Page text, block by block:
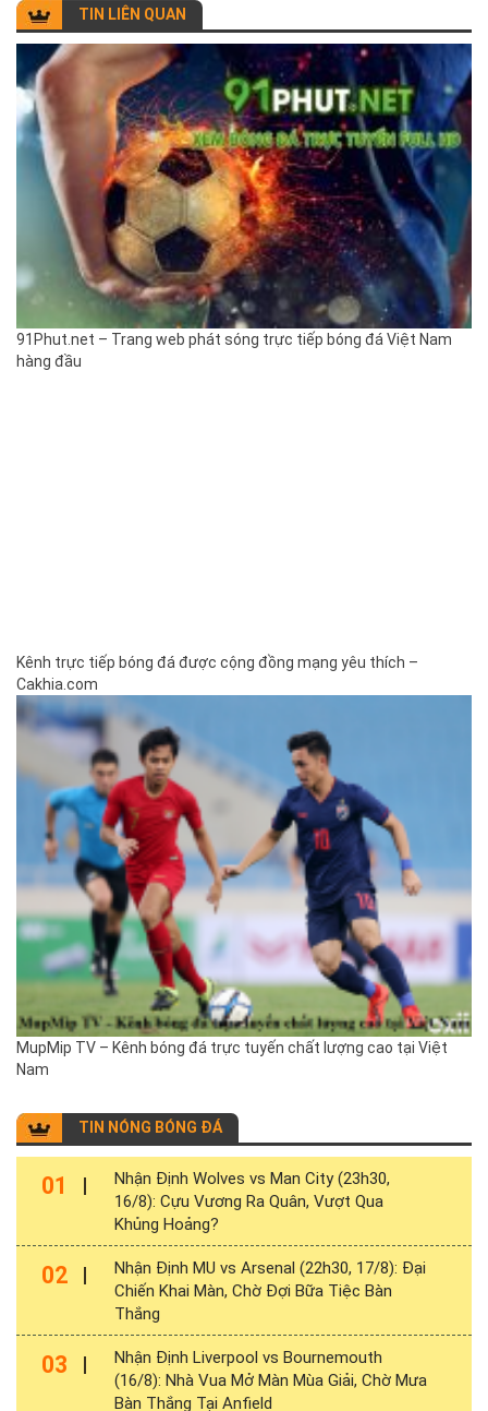
TIN LIÊN QUAN
91Phut.net – Trang web phát sóng trực tiếp bóng đá Việt Nam
hàng đầu
Kênh trực tiếp bóng đá được cộng đồng mạng yêu thích –
Cakhia.com
MupMip TV – Kênh bóng đá trực tuyến chất lượng cao tại Việt
Nam
TIN NÓNG BÓNG ĐÁ
01
Nhận Định Wolves vs Man City (23h30,
16/8): Cựu Vương Ra Quân, Vượt Qua
Khủng Hoảng?
02
Nhận Định MU vs Arsenal (22h30, 17/8): Đại
Chiến Khai Màn, Chờ Đợi Bữa Tiệc Bàn
Thắng
03
Nhận Định Liverpool vs Bournemouth
(16/8): Nhà Vua Mở Màn Mùa Giải, Chờ Mưa
Bàn Thắng Tại Anfield